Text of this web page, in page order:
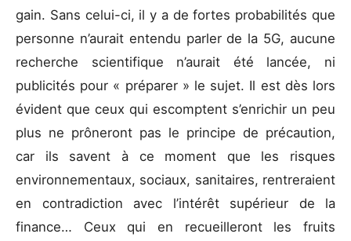
gain. Sans celui-ci, il y a de fortes probabilités que
personne n’aurait entendu parler de la 5G, aucune
recherche scientifique n’aurait été lancée, ni
publicités pour « préparer » le sujet. Il est dès lors
évident que ceux qui escomptent s’enrichir un peu
plus ne prôneront pas le principe de précaution,
car ils savent à ce moment que les risques
environnementaux, sociaux, sanitaires, rentreraient
en contradiction avec l’intérêt supérieur de la
finance… Ceux qui en recueilleront les fruits